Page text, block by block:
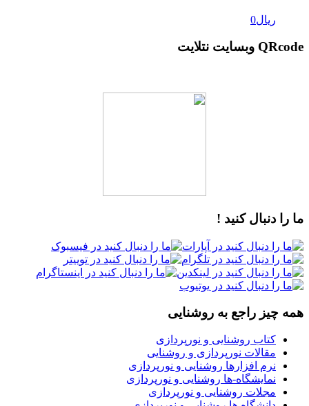
ریال0
QRcode وبسایت نتلایت
ما را دنبال کنید !
همه چیز راجع به روشنایی
کتاب روشنایی و نورپردازی
مقالات نورپردازی و روشنایی
نرم افزارها روشنایی و نورپردازی
نمایشگاه-ها روشنایی و نورپردازی
مجلات روشنایی و نورپردازی